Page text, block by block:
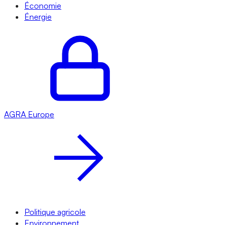
Économie
Énergie
AGRA Europe
Politique agricole
Environnement